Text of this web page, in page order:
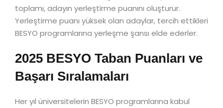
toplamı, adayın yerleştirme puanını oluşturur.
Yerleştirme puanı yüksek olan adaylar, tercih ettikleri
BESYO programlarına yerleşme şansı elde ederler.
2025 BESYO Taban Puanları ve
Başarı Sıralamaları
Her yıl üniversitelerin BESYO programlarına kabul